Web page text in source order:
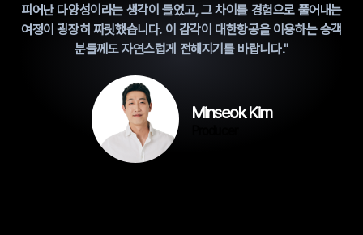
피어난 다양성이라는 생각이 들었고, 그 차이를 경험으로 풀어내는
여정이 굉장히 짜릿했습니다. 이 감각이 대한항공을 이용하는 승객
분들께도 자연스럽게 전해지기를 바랍니다."
Minseok Kim